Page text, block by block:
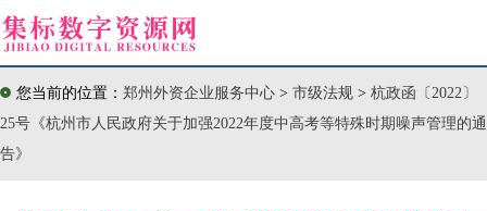
您当前的位置： 郑州外资企业服务中心 > 市级法规 > 杭政函〔2022〕
25号《杭州市人民政府关于加强2022年度中高考等特殊时期噪声管理的通
告》